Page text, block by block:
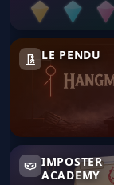
LE PENDU
Le Pendu
IMPOSTER
ACADEMY
Imposter